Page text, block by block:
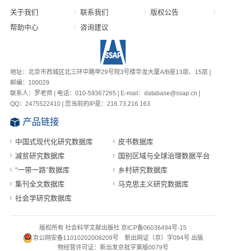
关于我们 联系我们
版权公告
帮助中心
咨询建议
地址：北京市西城区北三环中路甲29号院3号楼华龙大厦A/B座13层、15层 |
邮编：100029
联系人：罗老师 | 电话：010-59367265 | E-mail：database@ssap.cn |
QQ：2475522410 | 您当前的IP是： 216.73.216.163
产品链接
中国式现代化研究数据库
皮书数据库
减贫研究数据库
国别区域与全球治理数据平台
“一带一路”数据库
乡村研究数据库
集刊全文数据库
马克思主义研究数据库
社会学研究数据库
版权所有 社会科学文献出版社 京ICP备06036494号-15
京公网安备11010202008209号 新出网证（京）字094号 出版
物经营许可证：新出发京批字第版0079号